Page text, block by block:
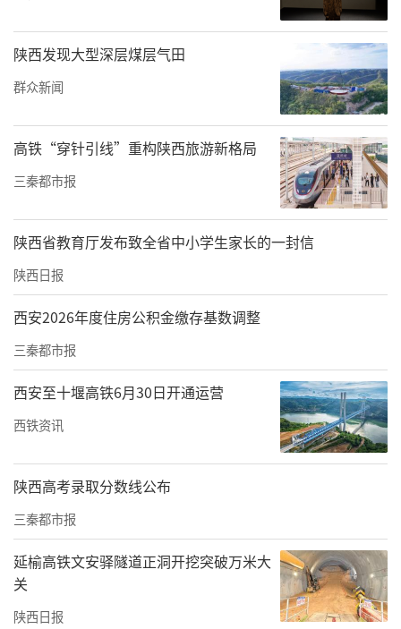
万名高素质乡村产业带头人。作为首批承担该
项目的高校，西北农林科技大学开启了“头
雁”培育。
从“自家吃”到“销全国”
展位前，贵州“头雁”汪小民正忙着现切火
腿，参观者尝后纷纷称赞“咸香入味，好
吃”。
“打小就看父亲做火腿，以前顶多自家吃，哪
敢想能做成产业。这都是‘头雁’培训项目给
的底气。”贵州盘州泥猪河食品公司负责人汪
小民笑着说。
汪小民于2023年参与了“头雁”培训：“结识
了很多行业伙伴，资源通了，思路也跟着活
了。”此后，他带着团队深挖民族风味，火腿
点心、滇式月饼、鲜花饼等新品轮番登场，稳
作为贵州“头雁”代表，汪小民目前已带动周
边2万多户农户增收。企业免费给农户提供猪仔
并传授养殖技术，等猪养大后再统一回收，还
陕西发现大型深层煤层气田
群众新闻
高铁“穿针引线”重构陕西旅游新格局
三秦都市报
陕西省教育厅发布致全省中小学生家长的一封信
陕西日报
西安2026年度住房公积金缴存基数调整
三秦都市报
西安至十堰高铁6月30日开通运营
西铁资讯
陕西高考录取分数线公布
三秦都市报
延榆高铁文安驿隧道正洞开挖突破万米大
关
陕西日报